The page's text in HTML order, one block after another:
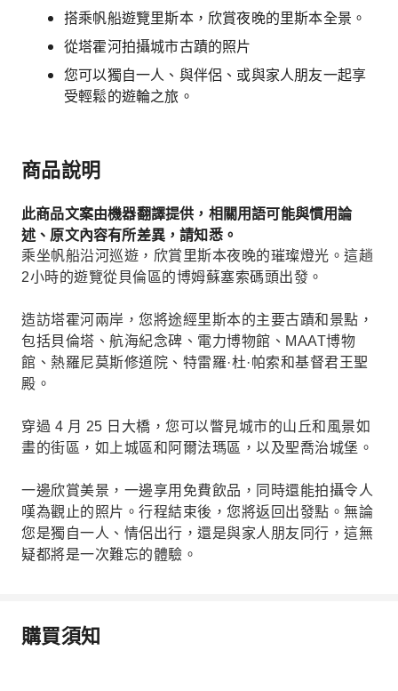
搭乘帆船遊覽里斯本，欣賞夜晚的里斯本全景。
從塔霍河拍攝城市古蹟的照片
您可以獨自一人、與伴侶、或與家人朋友一起享
受輕鬆的遊輪之旅。
商品說明
此商品文案由機器翻譯提供，相關用語可能與慣用論
述、原文內容有所差異，請知悉。
乘坐帆船沿河巡遊，欣賞里斯本夜晚的璀璨燈光。這趟
2小時的遊覽從貝倫區的博姆蘇塞索碼頭出發。
造訪塔霍河兩岸，您將途經里斯本的主要古蹟和景點，
包括貝倫塔、航海紀念碑、電力博物館、MAAT博物
館、熱羅尼莫斯修道院、特雷羅·杜·帕索和基督君王聖
殿。
穿過 4 月 25 日大橋，您可以瞥見城市的山丘和風景如
畫的街區，如上城區和阿爾法瑪區，以及聖喬治城堡。
一邊欣賞美景，一邊享用免費飲品，同時還能拍攝令人
嘆為觀止的照片。行程結束後，您將返回出發點。無論
您是獨自一人、情侶出行，還是與家人朋友同行，這無
疑都將是一次難忘的體驗。
購買須知